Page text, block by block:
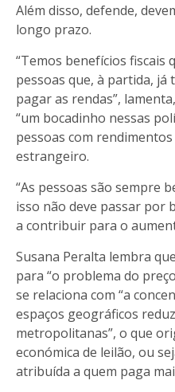
Além disso, defende,
longo prazo.
“Temos benefícios fiscais
pessoas que, à partida,
pagar as rendas”,
“um bocadinho nessas
pessoas com
estrangeiro.
“As pessoas são sempre
isso não deve passar por
a contribuir para o
Susana Peralta lembra
para “o problema do
se relaciona com “a
espaços geográficos
metropolitanas”, o que
económica de leilão, ou
atribuída a quem paga